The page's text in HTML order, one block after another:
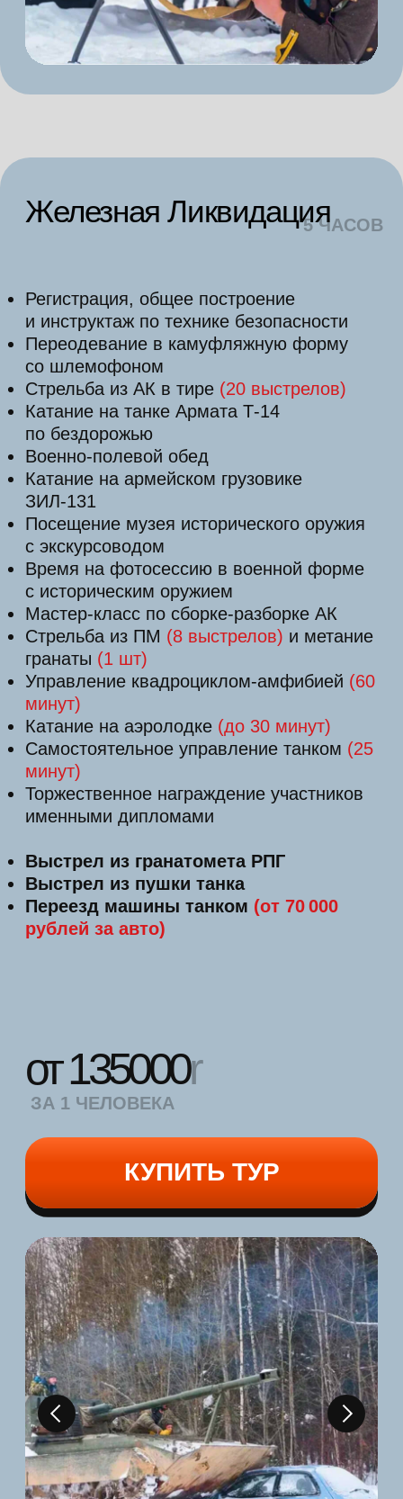
Регистрация, общее построение
и инструктаж по технике безопасности
Переодевание в камуфляжную форму
со шлемофоном
поднятия боевого духа
Посещение музея исторического оружия
с экскурсоводом
выстрелов)+ метание гранаты(2 шт)
Управление квадроциклом-амфибией
(60 минут)
Катание на аэролодке (30 минут)
Самостоятельное управление танком
Торжественное награждение участников
именными дипломами
Выстрел из РПГ
Выстрел из пушки танка
Переезд машины танком
рублей за авто)
Кейтеринг
от 455000r
ЗА 2-Х ЧЕЛОВЕК
КУПИТЬ ТУР
БИГФУТ-ТУРЫ
УВЛЕКАТЕЛЬНОЕ
ПУТЕШЕСТВИЕ
ВЕЗДЕХОДЕ
Самые большие квадроциклы-
амфибии (снегоболотоходы)
в Европе.
Это эмоции, которые запомнятся
надолго!